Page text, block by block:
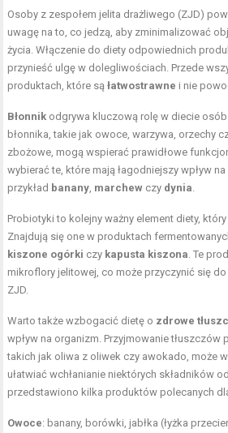
Osoby z zespołem jelita drażliwego (ZJD)
uwagę na to, co jedzą, aby zminimalizować
życia. Włączenie do diety odpowiednich
przynieść ulgę w dolegliwościach. Przede
produktach, które sąłatwostrawne i nie
Błonnik odgrywa kluczową rolę w diecie osób
błonnika, takie jak owoce, warzywa, orzechy
zbożowe, mogą wspierać prawidłowe
wybierać te, które mają łagodniejszy wpływ
przykład banany, marchew czy dynia.
Probiotyki to kolejny ważny element diety,
Znajdują się one w produktach
kiszone ogórki czy kapusta kiszona. Te
mikroflory jelitowej, co może przyczynić się
ZJD.
Warto także wzbogacić dietę o zdrowe
wpływ na organizm. Przyjmowanie tłuszczów
takich jak oliwa z oliwek czy awokado, może
ułatwiać wchłanianie niektórych składników
przedstawiono kilka produktów polecanych
Owoce: banany, borówki, jabłka (łyżka